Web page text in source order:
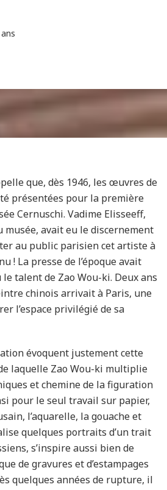
que, dès 1946, les œuvres de
présentées pour la première
Cernuschi. Vadime Elisseeff,
musée, avait eu le discernement
au public parisien cet artiste à
! La presse de l’époque avait
talent de Zao Wou-ki. Deux ans
chinois arrivait à Paris, une
l’espace privilégié de sa
évoquent justement cette
laquelle Zao Wou-ki multiplie
et chemine de la figuration
pour le seul travail sur papier,
l’aquarelle, la gouache et
quelques portraits d’un trait
s’inspire aussi bien de
de gravures et d’estampages
quelques années de rupture, il